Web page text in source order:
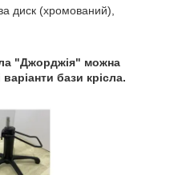
диск (хромований),
"Джорджія" можна
бази крісла.